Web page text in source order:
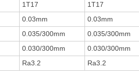
1T17 1T17
0.03mm 0.03mm
0.035/300mm 0.035/300mm
0.030/300mm 0.030/300mm
Ra3.2 Ra3.2